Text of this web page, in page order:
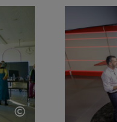
©